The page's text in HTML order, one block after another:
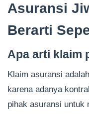
Asuransi
Berarti
Apa arti klaim
Klaim asuransi
karena adanya
pihak asuransi untuk